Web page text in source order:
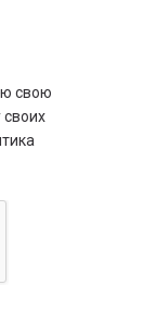
свою
своих